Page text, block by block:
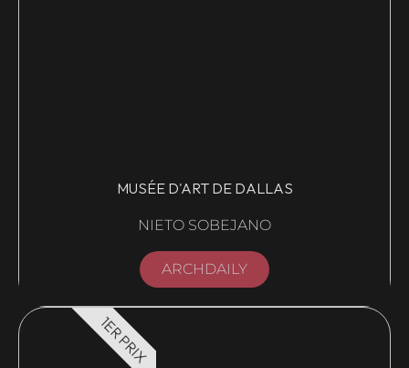
MUSÉE D'ART DE DALLAS
NIETO SOBEJANO
ARCHDAILY
1ER PRIX